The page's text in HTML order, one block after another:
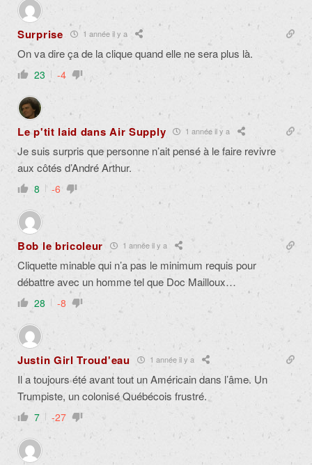
Surprise 1 année il y a
On va dire ça de la clique quand elle ne sera plus là.
23 -4
Le p'tit laid dans Air Supply 1 année il y a
Je suis surpris que personne n’ait pensé à le faire revivre
aux côtés d’André Arthur.
8 -6
Bob le bricoleur 1 année il y a
Cliquette minable qui n’a pas le minimum requis pour
débattre avec un homme tel que Doc Mailloux…
28 -8
Justin Girl Troud'eau 1 année il y a
Il a toujours été avant tout un Américain dans l’âme. Un
Trumpiste, un colonisé Québécois frustré.
7 -27